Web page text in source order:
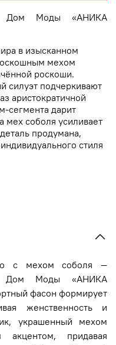
Дом Моды «АНИКА
в изысканном
мехом
роскоши.
силуэт подчеркивают
аристократичной
сегмента дарит
мех соболя усиливает
продумана,
стиля
с мехом соболя —
Дом Моды «АНИКА
фасон формирует
женственность и
украшенный мехом
акцентом, придавая